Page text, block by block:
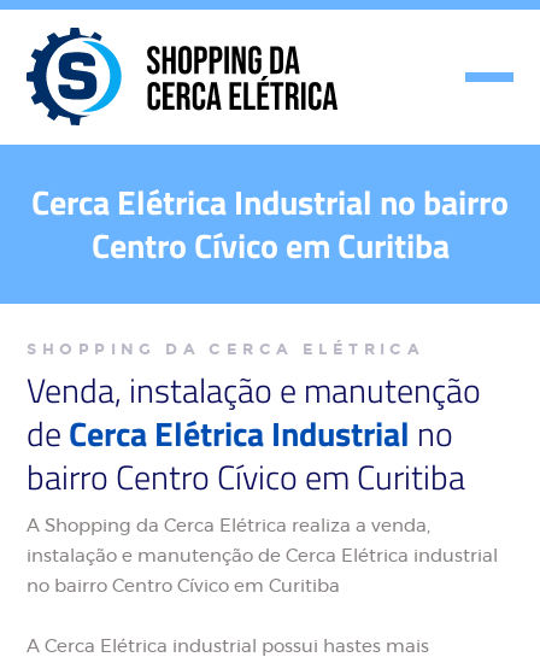
Cerca Elétrica Industrial no bairro
Centro Cívico em Curitiba
SHOPPING DA CERCA ELÉTRICA
Venda, instalação e manutenção
deCerca Elétrica Industrial no
bairro Centro Cívico em Curitiba
A Shopping da Cerca Elétrica realiza a venda,
instalação e manutenção de Cerca Elétrica industrial
no bairro Centro Cívico em Curitiba
A Cerca Elétrica industrial possui hastes mais